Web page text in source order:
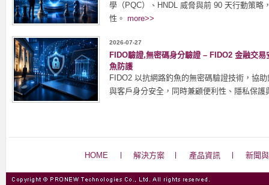
學（PQC）、HNDL 威脅與前 90 天行動策略
性。 more>>
2026-07-27
FIDO驗證,無密碼身分驗證 – FIDO2 金融交
魚防護
FIDO2 以抗網路釣魚的無密碼驗證技術，協
與客戶身分安全，同時兼顧便利性、隱私保
HOME 解決方案 產品資訊 新聞